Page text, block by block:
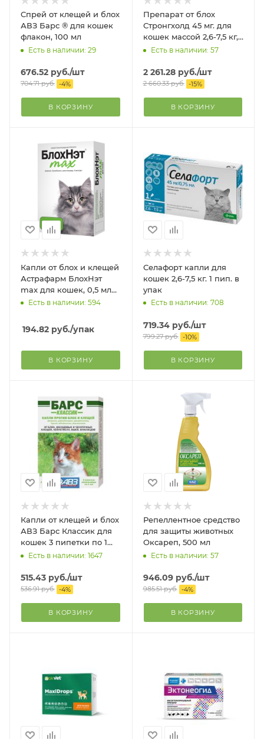
Спрей от клещей и блох
АВЗ Барс ® для кошек
флакон, 100 мл
Есть в наличии: 29
676.52 руб./шт
704.71руб. -4%
В КОРЗИНУ
Препарат от блох
Стронгхолд 45 мг. для
кошек массой 2,6-7,5 кг,
6% 3 пипетки
Есть в наличии: 57
2 261.28руб./шт
2 660.33руб. -15%
В КОРЗИНУ
Капли от блох и клещей
Астрафарм БлохНэт
max для кошек, 0,5 мл
монодоза (2 пипетки)
Есть в наличии: 594
194.82 руб./упак
В КОРЗИНУ
Селафорт капли для
кошек 2,6-7,5 кг. 1 пип. в
упак
Есть в наличии: 708
719.34руб./шт
799.27руб. -10%
В КОРЗИНУ
Капли от клещей и блох
АВЗ Барс Классик для
кошек 3 пипетки по 1
мл.Есть в наличии: 1647
515.43 руб./шт
536.91руб. -4%
В КОРЗИНУ
Репеллентное средство
для защиты животных
Оксареп, 500 мл
Есть в наличии: 57
946.09руб./шт
985.51руб. -4%
В КОРЗИНУ